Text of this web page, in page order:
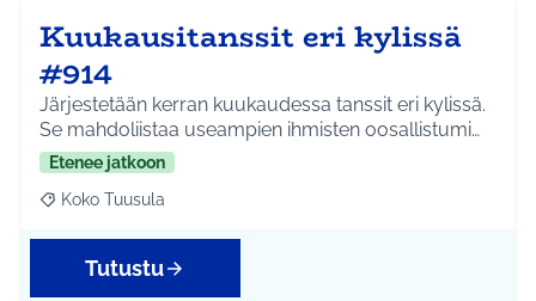
Kuukausitanssit eri kylissä
#914
Järjestetään kerran kuukaudessa tanssit eri kylissä.
Se mahdoliistaa useampien ihmisten oosallistumi…
Etenee jatkoon
Rajaa tulokset aihepiirin mukaan: Koko Tuusula
Koko Tuusula
Tutustu